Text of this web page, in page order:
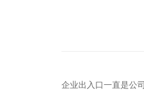
企业出入口一直是公